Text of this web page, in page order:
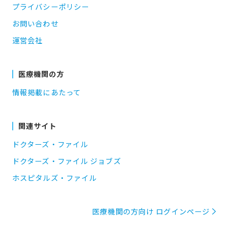
プライバシーポリシー
お問い合わせ
運営会社
医療機関の方
情報掲載にあたって
関連サイト
ドクターズ・ファイル
ドクターズ・ファイル ジョブズ
ホスピタルズ・ファイル
医療機関の方向け ログインページ